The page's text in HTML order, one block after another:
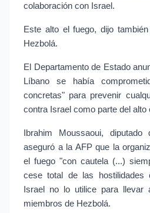
colaboración con Israel.
Este alto el fuego, dijo
Hezbolá.
El Departamento de Estado
Líbano se había
concretas" para prevenir
contra Israel como parte del alto
Ibrahim Moussaoui,
aseguró a la AFP que la
el fuego "con cautela (...)
cese total de las hostilidades
Israel no lo utilice para llevar
miembros de Hezbolá.